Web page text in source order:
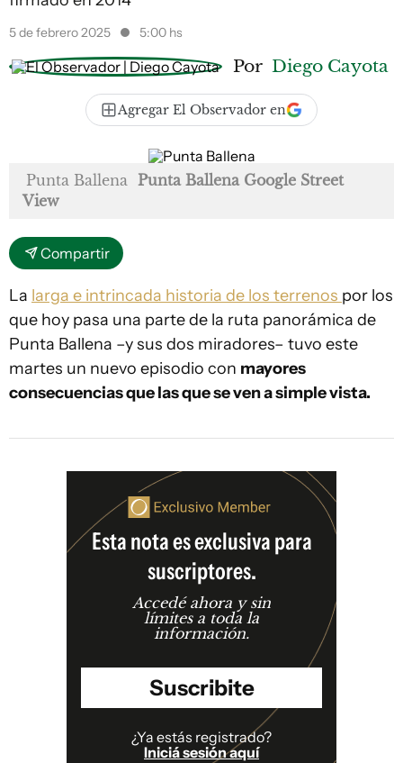
5 de febrero 2025 5:00 hs
Por Diego Cayota
Agregar El Observador en
Punta Ballena Punta Ballena Google Street
View
Compartir
La larga e intrincada historia de los terrenos por los
que hoy pasa una parte de la ruta panorámica de
Punta Ballena –y sus dos miradores– tuvo este
martes un nuevo episodio con mayores
consecuencias que las que se ven a simple vista.
Esta nota es exclusiva para
suscriptores.
Accedé ahora y sin
límites a toda la
información.
Suscribite
¿Ya estás registrado?
Iniciá sesión aquí